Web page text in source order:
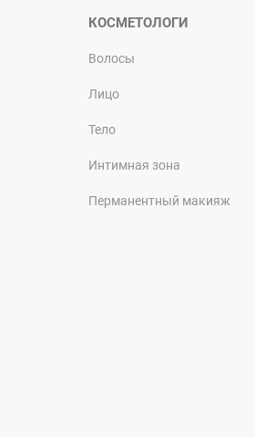
КОСМЕТОЛОГИ
Волосы
Лицо
Тело
Интимная зона
Перманентный макияж